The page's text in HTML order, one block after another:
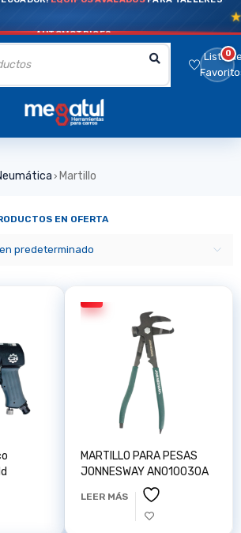
AUTOMOTRICES
Lista0
› Martillo
predeterminado
EN OFERTA
MARTILLO PARA PESAS
JONNESWAY AN010030A
LEER MÁS